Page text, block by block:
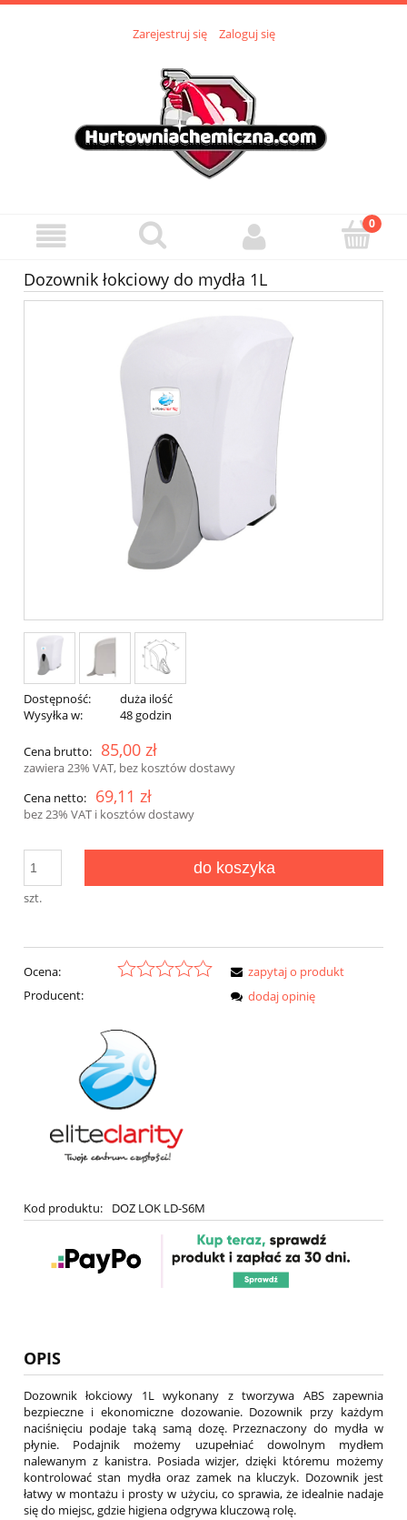
Zarejestruj się Zaloguj się
Dozownik łokciowy do mydła 1L
Dostępność:
duża ilość
Wysyłka w:
48 godzin
Cena brutto: 85,00 zł
zawiera 23% VAT, bez kosztów dostawy
Cena netto:
69,11 zł
bez 23% VAT i kosztów dostawy
szt.
do koszyka
Ocena:
Producent:
Kod produktu: DOZ LOK LD-S6M
zapytaj o produkt
dodaj opinię
OPIS
Dozownik łokciowy 1L wykonany z tworzywa ABS zapewnia
bezpieczne i ekonomiczne dozowanie. Dozownik przy każdym
naciśnięciu podaje taką samą dozę. Przeznaczony do mydła w
płynie. Podajnik możemy uzupełniać dowolnym mydłem
nalewanym z kanistra. Posiada wizjer, dzięki któremu możemy
kontrolować stan mydła oraz zamek na kluczyk. Dozownik jest
łatwy w montażu i prosty w użyciu, co sprawia, że idealnie nadaje
się do miejsc, gdzie higiena odgrywa kluczową rolę.